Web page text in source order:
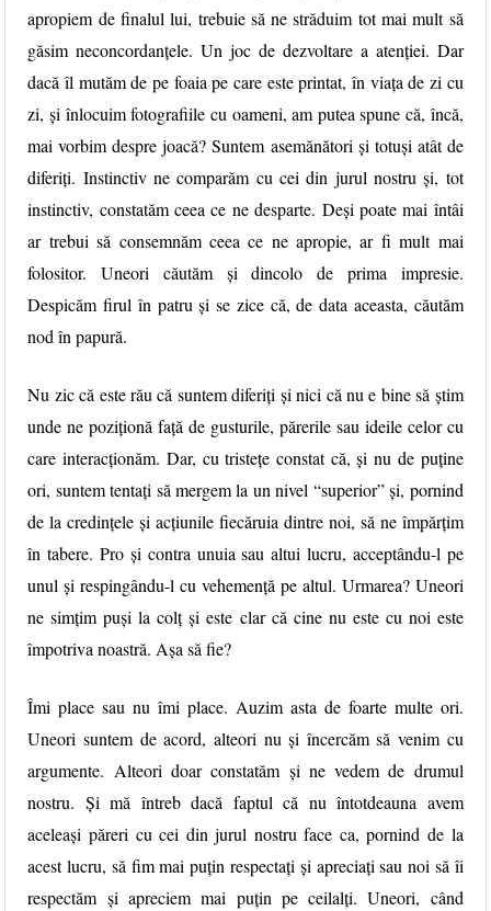
apropiem de finalul lui, trebuie să ne străduim tot mai mult să
găsim neconcordanțele. Un joc de dezvoltare a atenției. Dar
dacă îl mutăm de pe foaia pe care este printat, în viața de zi cu
zi, și înlocuim fotografiile cu oameni, am putea spune că, încă,
mai vorbim despre joacă? Suntem asemănători și totuși atât de
diferiți. Instinctiv ne comparăm cu cei din jurul nostru și, tot
instinctiv, constatăm ceea ce ne desparte. Deși poate mai întâi
ar trebui să consemnăm ceea ce ne apropie, ar fi mult mai
folositor. Uneori căutăm și dincolo de prima impresie.
Despicăm firul în patru și se zice că, de data aceasta, căutăm
nod în papură.
Nu zic că este rău că suntem diferiți și nici că nu e bine să știm
unde ne poziționă față de gusturile, părerile sau ideile celor cu
care interacționăm. Dar, cu tristețe constat că, și nu de puține
ori, suntem tentați să mergem la un nivel “superior” și, pornind
de la credințele și acțiunile fiecăruia dintre noi, să ne împărțim
în tabere. Pro și contra unuia sau altui lucru, acceptându-l pe
unul și respingându-l cu vehemență pe altul. Urmarea? Uneori
ne simțim puși la colț și este clar că cine nu este cu noi este
împotriva noastră. Așa să fie?
Îmi place sau nu îmi place. Auzim asta de foarte multe ori.
Uneori suntem de acord, alteori nu și încercăm să venim cu
argumente. Alteori doar constatăm și ne vedem de drumul
nostru. Și mă întreb dacă faptul că nu întotdeauna avem
aceleași păreri cu cei din jurul nostru face ca, pornind de la
acest lucru, să fim mai puțin respectați și apreciați sau noi să îi
respectăm și apreciem mai puțin pe ceilalți. Uneori, când